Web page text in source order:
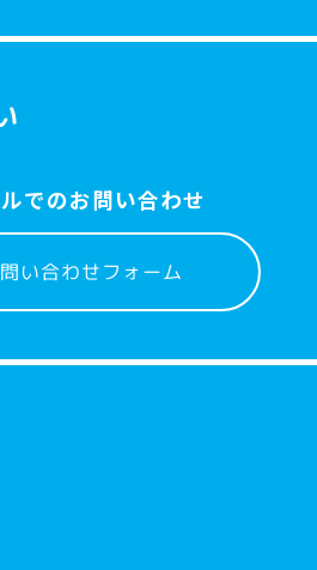
でのお問い合わせ
い合わせフォーム